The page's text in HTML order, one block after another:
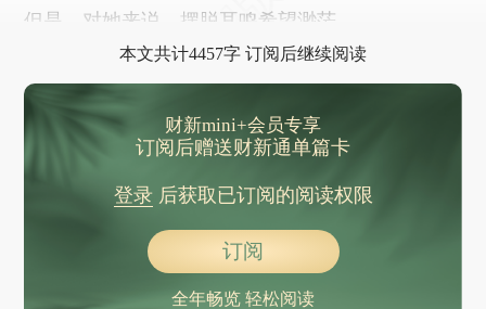
但是，对她来说，摆脱耳鸣希望渺茫。
本文共计4457字 订阅后继续阅读
财新mini+会员专享
订阅后赠送财新通单篇卡
登录后获取已订阅的阅读权限
订阅
全年畅览 轻松阅读